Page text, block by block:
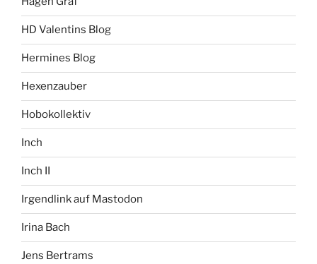
HD Valentins Blog
Hermines Blog
Hexenzauber
Hobokollektiv
Inch
Inch II
Irgendlink auf Mastodon
Irina Bach
Jens Bertrams